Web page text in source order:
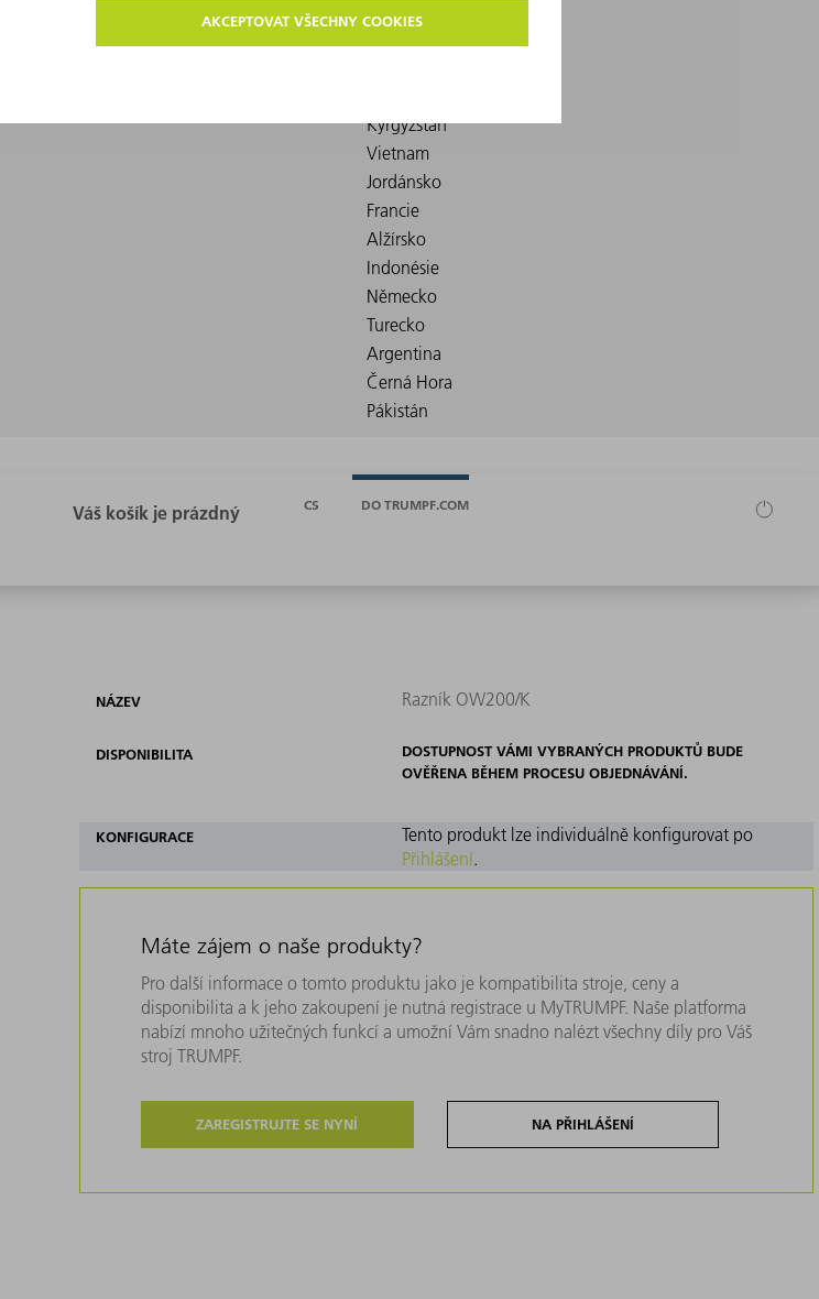
CS DO TRUMPF.COM
NÁZEV Razník OW200/K
DISPONIBILITA
DOSTUPNOST VÁMI VYBRANÝCH PRODUKTŮ BUDE
OVĚŘENA BĚHEM PROCESU OBJEDNÁVÁNÍ.
KONFIGURACE
Tento produkt lze individuálně konfigurovat po
Přihlášení.
Máte zájem o naše produkty?
Pro další informace o tomto produktu jako je kompatibilita stroje, ceny a
disponibilita a k jeho zakoupení je nutná registrace u MyTRUMPF. Naše platforma
nabízí mnoho užitečných funkcí a umožní Vám snadno nalézt všechny díly pro Váš
stroj TRUMPF.
ZAREGISTRUJTE SE NYNÍ NA PŘIHLÁŠENÍ